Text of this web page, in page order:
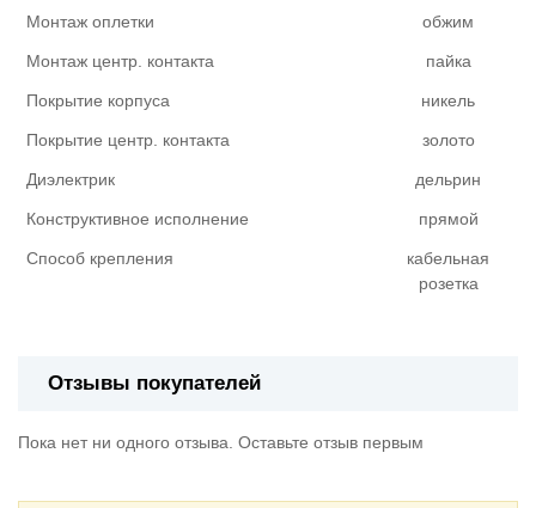
Монтаж оплетки обжим
Монтаж центр. контакта пайка
Покрытие корпуса никель
Покрытие центр. контакта золото
Диэлектрик дельрин
Конструктивное исполнение прямой
Способ крепления
кабельная
розетка
Отзывы покупателей
Пока нет ни одного отзыва. Оставьте отзыв первым